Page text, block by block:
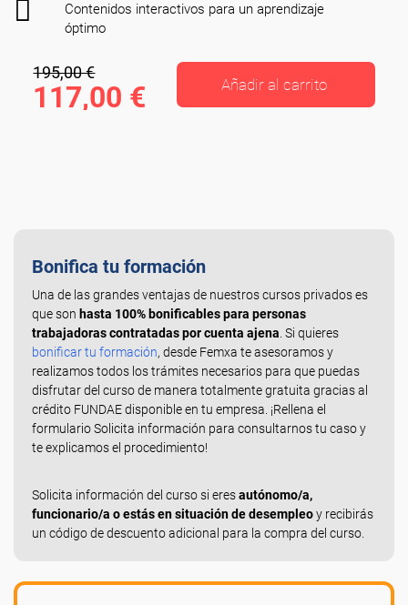
Contenidos interactivos para un aprendizaje
óptimo
195,00 €
117,00 € Añadir al carrito
Bonifica tu formación
Una de las grandes ventajas de nuestros cursos privados es
que son hasta 100% bonificables para personas
trabajadoras contratadas por cuenta ajena . Si quieres
bonificar tu formación, desde Femxa te asesoramos y
realizamos todos los trámites necesarios para que puedas
disfrutar del curso de manera totalmente gratuita gracias al
crédito FUNDAE disponible en tu empresa. ¡Rellena el
formulario Solicita información para consultarnos tu caso y
te explicamos el procedimiento!
Solicita información del curso si eresautónomo/a,
funcionario/a o estás en situación de desempleoy recibirás
un código de descuento adicional para la compra del curso.